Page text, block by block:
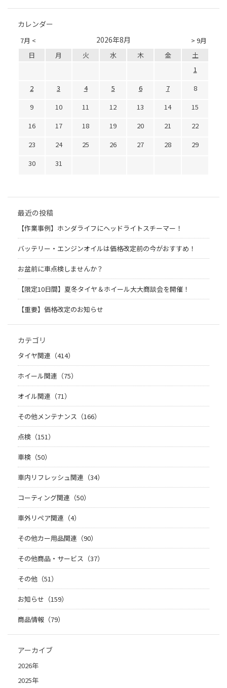
カレンダー
7月 < > 9月
2026年8月
日 月 火 水 木 金
土
1
2
3 4 5 6 7
8
9
10 11 12 13 14
15
16
17 18 19 20 21
22
23
24 25 26 27 28
29
30
31
最近の投稿
【作業事例】ホンダライフにヘッドライトスチーマー！
バッテリー・エンジンオイルは価格改定前の今がおすすめ！
お盆前に車点検しませんか？
【限定10日間】夏冬タイヤ＆ホイール大大商談会を開催！
【重要】価格改定のお知らせ
カテゴリ
タイヤ関連（414）
ホイール関連（75）
オイル関連（71）
その他メンテナンス（166）
点検（151）
車検（50）
車内リフレッシュ関連（34）
コーティング関連（50）
車外リペア関連（4）
その他カー用品関連（90）
その他商品・サービス（37）
その他（51）
お知らせ（159）
商品情報（79）
アーカイブ
2026年
2025年